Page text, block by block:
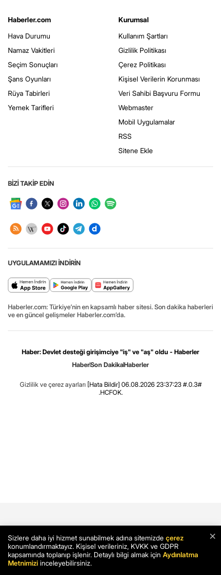
Haberler.com
Hava Durumu
Namaz Vakitleri
Seçim Sonuçları
Şans Oyunları
Rüya Tabirleri
Yemek Tarifleri
Kurumsal
Kullanım Şartları
Gizlilik Politikası
Çerez Politikası
Kişisel Verilerin Korunması
Veri Sahibi Başvuru Formu
Webmaster
Mobil Uygulamalar
RSS
Sitene Ekle
BİZİ TAKİP EDİN
UYGULAMAMIZI İNDİRİN
Haberler.com: Türkiye’nin en kapsamlı haber sitesi. Son dakika haberleri
ve en güncel gelişmeler Haberler.com’da.
Haber: Devlet desteği girişimciye "iş" ve "aş" oldu - Haberler
HaberSon DakikaHaberler
Gizlilik ve çerez ayarları [Hata Bildir] 06.08.2026 23:37:23 #.0.3#
.HCFOK.
×
Sizlere daha iyi hizmet sunabilmek adına sitemizde çerez
konumlandırmaktayız. Kişisel verileriniz, KVKK ve GDPR
kapsamında toplanıp işlenir. Detaylı bilgi almak için Aydınlatma
Metnimizi inceleyebilirsiniz.